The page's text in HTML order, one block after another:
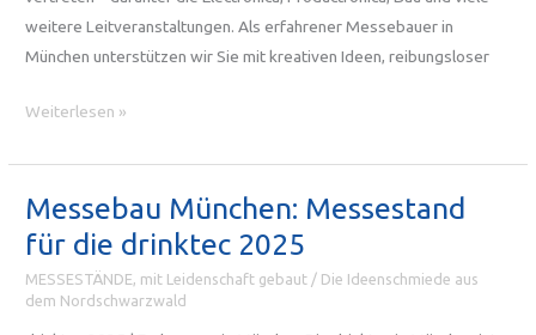
weitere Leitveranstaltungen. Als erfahrener Messebauer in
München unterstützen wir Sie mit kreativen Ideen, reibungsloser
Die
Messen
in
München
–
Ihr
Weiterlesen »
Messebau München: Messestand
für die drinktec 2025
MESSESTÄNDE, mit Leidenschaft gebaut / Die Ideenschmiede aus
dem Nordschwarzwald